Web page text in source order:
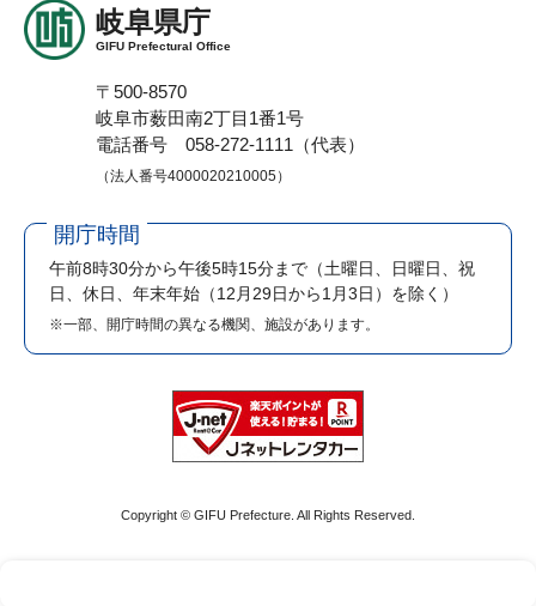
岐阜県庁
GIFU Prefectural Office
〒500-8570
岐阜市薮田南2丁目1番1号
電話番号 058-272-1111（代表）
（法人番号4000020210005）
開庁時間
午前8時30分から午後5時15分まで （土曜日、日曜日、祝
日、休日、年末年始（12月29日から1月3日）を除く）
※一部、開庁時間の異なる機関、施設があります。
Copyright © GIFU Prefecture. All Rights Reserved.